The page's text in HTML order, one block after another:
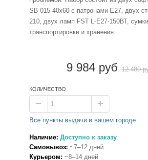
SB-015 40х60 с патронами Е27, двух
210, двух ламп FST L-E27-150ВТ,
транспортировки и хранения.
9 984 руб 12 480
КОЛИЧЕСТВО
Все пункты выдачи в вашем городе
Наличие: Доступно к заказу
Самовывоз: ~7–12 дней
Курьером: ~8–14 дней